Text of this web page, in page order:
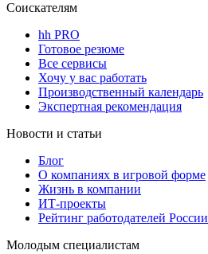
Соискателям
hh PRO
Готовое резюме
Все сервисы
Хочу у вас работать
Производственный календарь
Экспертная рекомендация
Новости и статьи
Блог
О компаниях в игровой форме
Жизнь в компании
ИТ-проекты
Рейтинг работодателей России
Молодым специалистам